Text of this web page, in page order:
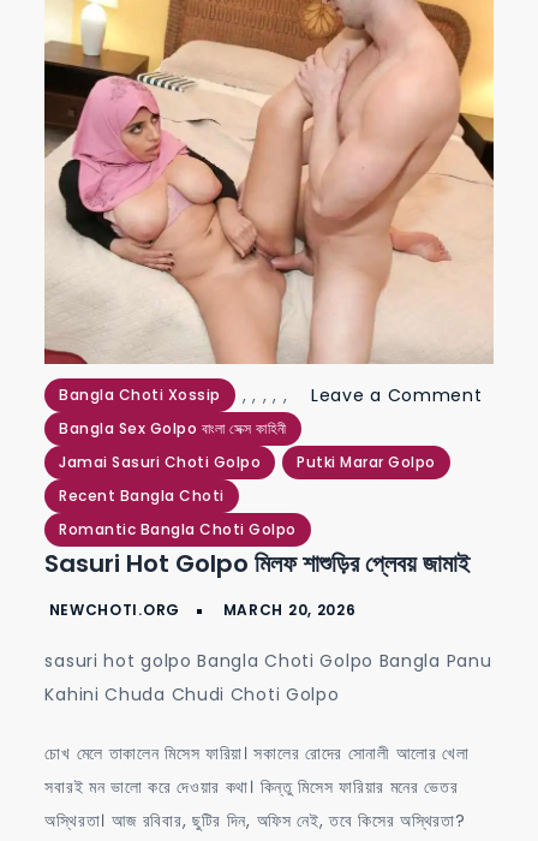
Bangla Choti Xossip ,
Bangla Sex Golpo বাংলা সেক্স কাহিনী
,
Jamai Sasuri Choti Golpo
,
Putki Marar Golpo
,
Recent Bangla Choti
,
Romantic Bangla Choti Golpo
Leave a Comment
sasuri
golpo
মিলফ
জামাই
Sasuri Hot Golpo মিলফ শাশুড়ির প্লেবয় জামাই
sasuri hot golpo Bangla Choti Golpo Bangla Panu
Kahini Chuda Chudi Choti Golpo
চোখ মেলে তাকালেন মিসেস ফারিয়া। সকালের রোদের সোনালী আলোর খেলা
সবারই মন ভালো করে দেওয়ার কথা। কিন্তু মিসেস ফারিয়ার মনের ভেতর
অস্থিরতা। আজ রবিবার, ছুটির দিন, অফিস নেই, তবে কিসের অস্থিরতা?